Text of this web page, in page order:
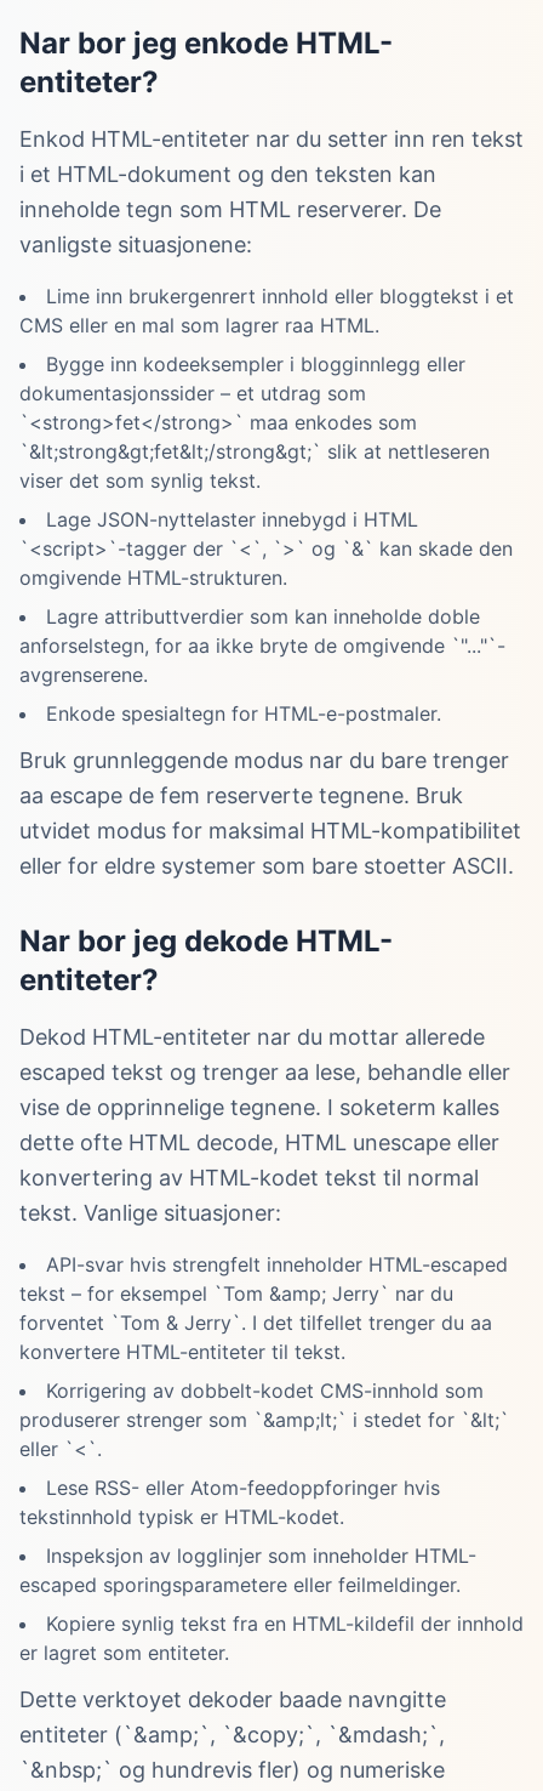
Nar bor jeg enkode HTML-
entiteter?
Enkod HTML-entiteter nar du setter inn ren tekst
i et HTML-dokument og den teksten kan
inneholde tegn som HTML reserverer. De
vanligste situasjonene:
Lime inn brukergenrert innhold eller bloggtekst i et
CMS eller en mal som lagrer raa HTML.
Bygge inn kodeeksempler i blogginnlegg eller
dokumentasjonssider – et utdrag som
`<strong>fet</strong>` maa enkodes som
`&lt;strong&gt;fet&lt;/strong&gt;` slik at nettleseren
viser det som synlig tekst.
Lage JSON-nyttelaster innebygd i HTML
`<script>`-tagger der `<`, `>` og `&` kan skade den
omgivende HTML-strukturen.
Lagre attributtverdier som kan inneholde doble
anforselstegn, for aa ikke bryte de omgivende `"..."`-
avgrenserene.
Enkode spesialtegn for HTML-e-postmaler.
Bruk grunnleggende modus nar du bare trenger
aa escape de fem reserverte tegnene. Bruk
utvidet modus for maksimal HTML-kompatibilitet
eller for eldre systemer som bare stoetter ASCII.
Nar bor jeg dekode HTML-
entiteter?
Dekod HTML-entiteter nar du mottar allerede
escaped tekst og trenger aa lese, behandle eller
vise de opprinnelige tegnene. I soketerm kalles
dette ofte HTML decode, HTML unescape eller
konvertering av HTML-kodet tekst til normal
tekst. Vanlige situasjoner:
API-svar hvis strengfelt inneholder HTML-escaped
tekst – for eksempel `Tom &amp; Jerry` nar du
forventet `Tom & Jerry`. I det tilfellet trenger du aa
konvertere HTML-entiteter til tekst.
Korrigering av dobbelt-kodet CMS-innhold som
produserer strenger som `&amp;lt;` i stedet for `&lt;`
eller `<`.
Lese RSS- eller Atom-feedoppforinger hvis
tekstinnhold typisk er HTML-kodet.
Inspeksjon av logglinjer som inneholder HTML-
escaped sporingsparametere eller feilmeldinger.
Kopiere synlig tekst fra en HTML-kildefil der innhold
er lagret som entiteter.
Dette verktoyet dekoder baade navngitte
entiteter (`&amp;`, `&copy;`, `&mdash;`,
`&nbsp;` og hundrevis fler) og numeriske